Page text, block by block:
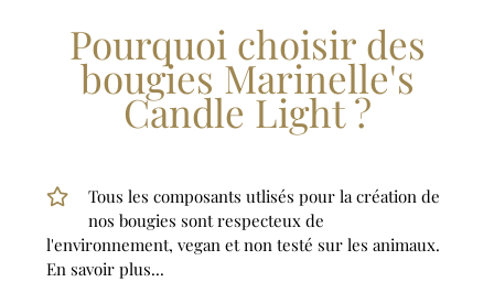
Pourquoi choisir des
bougies Marinelle's
Candle Light ?
Tous les composants utlisés pour la création de
nos bougies sont respecteux de
l'environnement, vegan et non testé sur les animaux.
En savoir plus...